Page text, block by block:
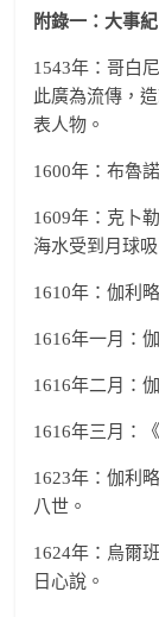
附錄一：大事紀
1543年：哥白
此廣為流傳，
表人物。
1600年：布魯
1609年：克卜
海水受到月球吸
1610年：伽利
1616年一月：
1616年二月：
1616年三月：
1623年：伽利
八世。
1624年：烏爾
日心說。